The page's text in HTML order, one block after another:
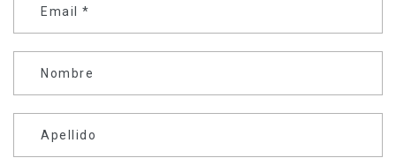
Email *
Nombre
Apellido